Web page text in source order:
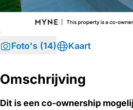
Foto's (14) Kaart
Omschrijving
Dit is een co-ownership